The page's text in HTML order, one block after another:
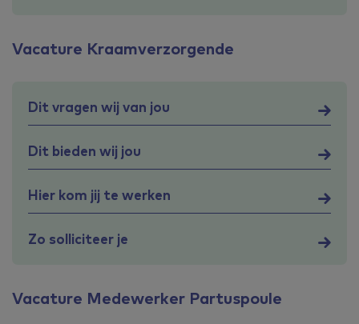
Vacature Kraamverzorgende
Dit vragen wij van jou
Dit bieden wij jou
Hier kom jij te werken
Zo solliciteer je
Vacature Medewerker Partuspoule